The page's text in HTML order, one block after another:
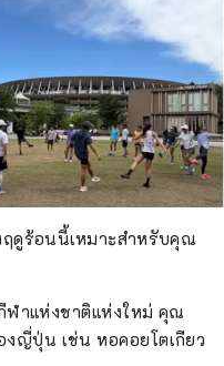
ฤดูร้อนนี้เหมาะสำหรับคุณ
ฬาแห่งชาติแห่งใหม่ คุณ
ญี่ปุ่น เช่น หอคอยโตเกียว